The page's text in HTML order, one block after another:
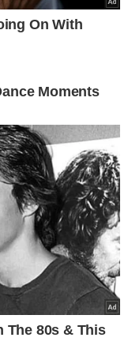
o que é
a capacitação na
disso, é retirado
ocupam espaço e
sobretudo
peças